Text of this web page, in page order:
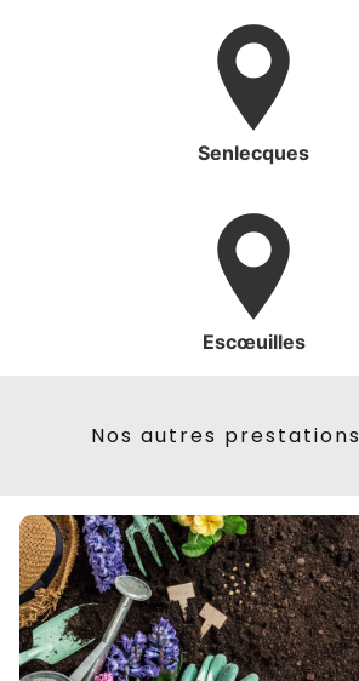
Senlecques
Escœuilles
Nos autres prestations